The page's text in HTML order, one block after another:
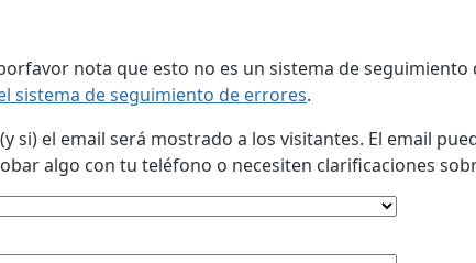
nota que esto no es un sistema de seguimiento
sistema de seguimiento de errores.
si) el email será mostrado a los visitantes. El email
algo con tu teléfono o necesiten clarificaciones